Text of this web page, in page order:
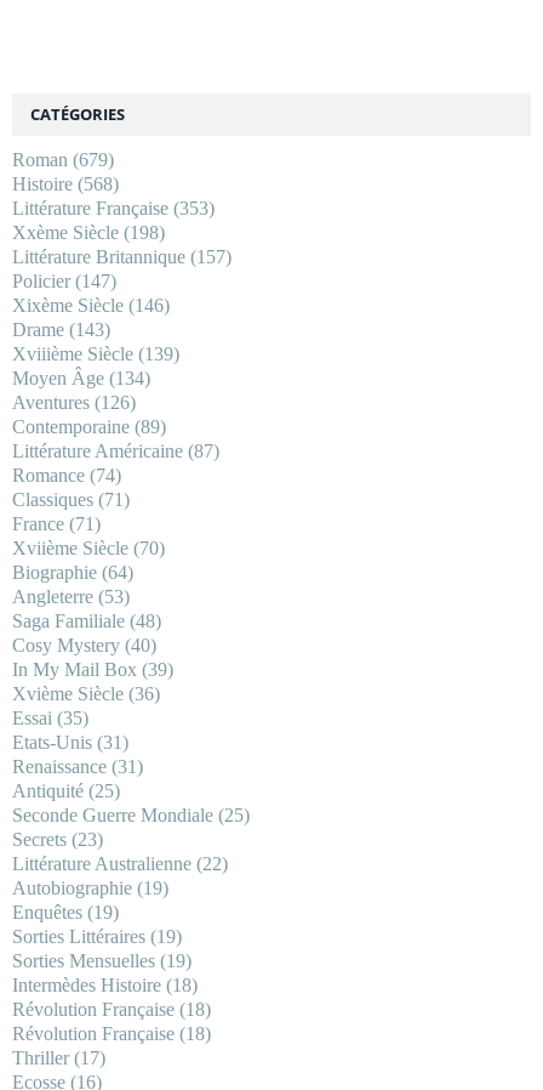
CATÉGORIES
Roman (679)
Histoire (568)
Littérature Française (353)
Xxème Siècle (198)
Littérature Britannique (157)
Policier(147)
Xixème Siècle (146)
Drame (143)
Xviiième Siècle (139)
Moyen Âge (134)
Aventures (126)
Contemporaine (89)
Littérature Américaine (87)
Romance (74)
Classiques (71)
France (71)
Xviième Siècle (70)
Biographie (64)
Angleterre (53)
Saga Familiale (48)
Cosy Mystery (40)
In My Mail Box (39)
Xvième Siècle (36)
Essai (35)
Etats-Unis (31)
Renaissance (31)
Antiquité (25)
Seconde Guerre Mondiale (25)
Secrets (23)
Littérature Australienne (22)
Autobiographie (19)
Enquêtes (19)
Sorties Littéraires (19)
Sorties Mensuelles (19)
Intermèdes Histoire (18)
Révolution Française (18)
Révolution Française (18)
Thriller(17)
Ecosse (16)